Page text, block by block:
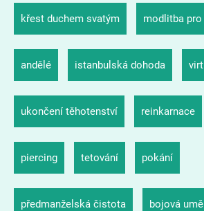
křest duchem svatým modlitba pro
andělé istanbulská dohoda
ukončení těhotenství reinkarnace
piercing tetování pokání
předmanželská čistota bojová